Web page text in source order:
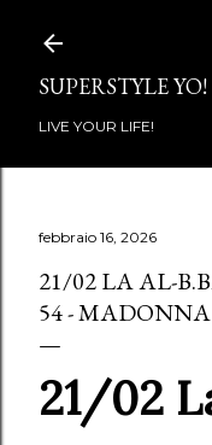
SUPERSTYLE YO!
LIVE YOUR LIFE!
febbraio 16, 2026
21/02 LA AL-
54 -
21/02